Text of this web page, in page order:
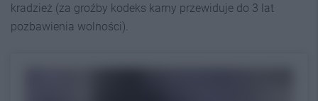
kradzież (za groźby kodeks karny przewiduje do 3 lat
pozbawienia wolności).